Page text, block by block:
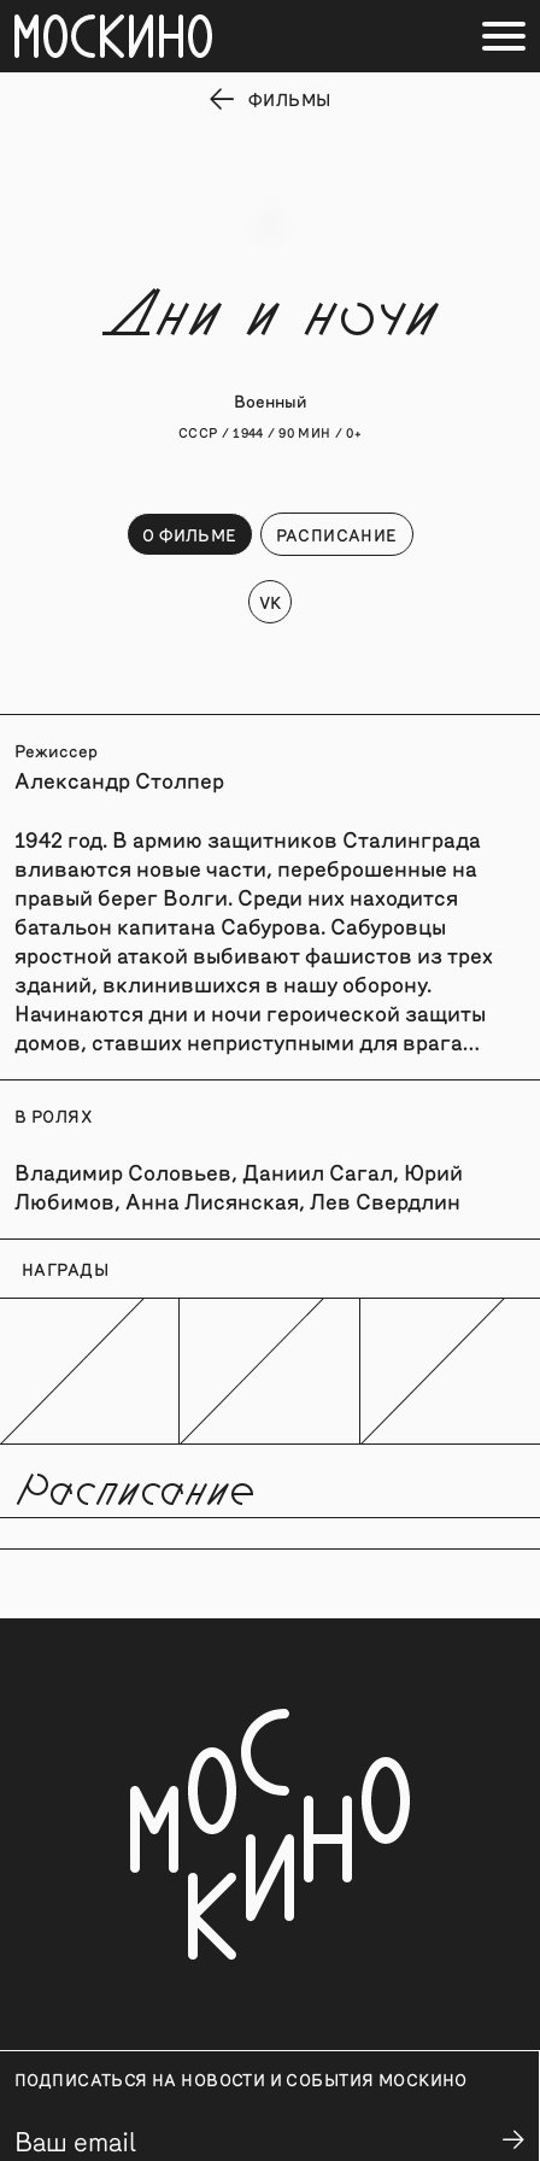
ФИЛЬМЫ
Дни и ночи
Военный
СССР / 1944 / 90 МИН / 0+
О ФИЛЬМЕ РАСПИСАНИЕ
VK
Режиссер
Александр Столпер
1942 год. В армию защитников Сталинграда
вливаются новые части, переброшенные на
правый берег Волги. Среди них находится
батальон капитана Сабурова. Сабуровцы
яростной атакой выбивают фашистов из трех
зданий, вклинившихся в нашу оборону.
Начинаются дни и ночи героической защиты
домов, ставших неприступными для врага…
В РОЛЯХ
Владимир Соловьев, Даниил Сагал, Юрий
Любимов, Анна Лисянская, Лев Свердлин
НАГРАДЫ
Расписание
ПОДПИСАТЬСЯ НА НОВОСТИ И СОБЫТИЯ МОСКИНО